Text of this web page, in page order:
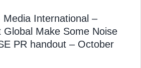
International –
Global Make Some Noise
PR handout – October